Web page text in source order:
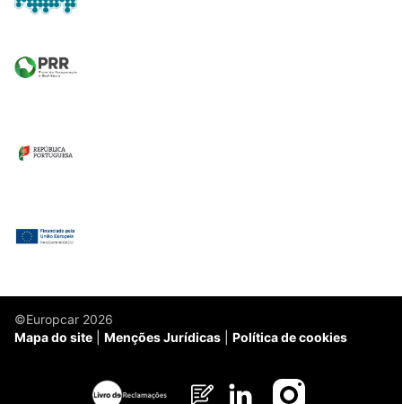
©Europcar 2026
Mapa do site
Menções Jurídicas Política de cookies